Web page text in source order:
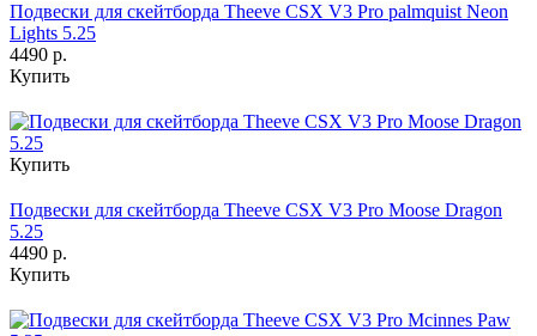
Подвески для скейтборда Theeve CSX V3 Pro palmquist Neon
Lights 5.25
4490 р.
Купить
Купить
Подвески для скейтборда Theeve CSX V3 Pro Moose Dragon
5.25
4490 р.
Купить